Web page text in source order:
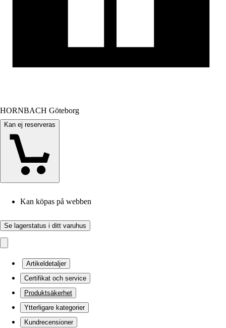
HORNBACH Göteborg
Kan ej reserveras
Kan köpas på webben
Se lagerstatus i ditt varuhus
Artikeldetaljer
Certifikat och service
Produktsäkerhet
Ytterligare kategorier
Kundrecensioner